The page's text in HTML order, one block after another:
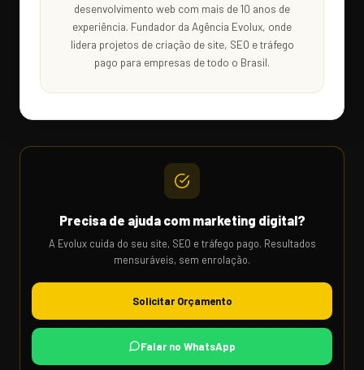
desenvolvimento web com mais de 10 anos de
experiência. Fundador da Agência Evolux, onde
lidera projetos de criação de site, SEO e tráfego
pago para empresas de todo o Brasil.
Precisa de ajuda com marketing digital?
A Evolux cuida do seu site, SEO e tráfego pago. Resultados
mensuráveis, sem enrolação.
Solicitar Orçamento
Falar no WhatsApp